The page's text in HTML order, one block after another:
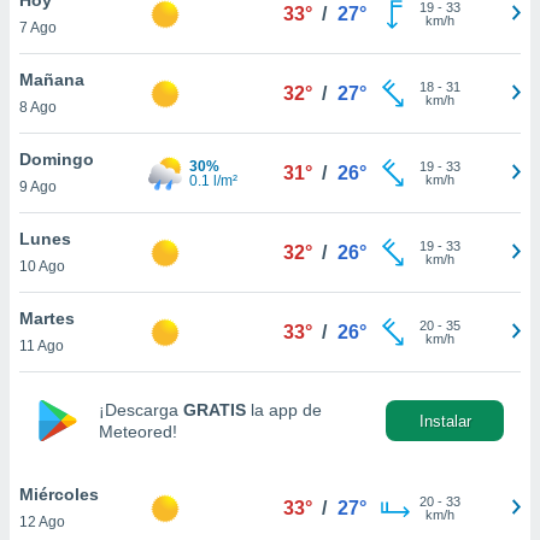
en
más
nuestra
de
aceptar
de
7 Ago
33° / 27° 19- 33
km/h
Mañana
8 Ago
32° / 27° 18- 31
km/h
Domingo
9 Ago
30%
0.1 l/m²
31° / 26° 19- 33
km/h
Lunes
10 Ago
32° / 26° 19- 33
km/h
Martes
11 Ago
33° / 26° 20- 35
km/h
¡Descarga GRATIS la app de
Meteored!
Instalar
Miércoles
12 Ago
33° / 27° 20- 33
km/h